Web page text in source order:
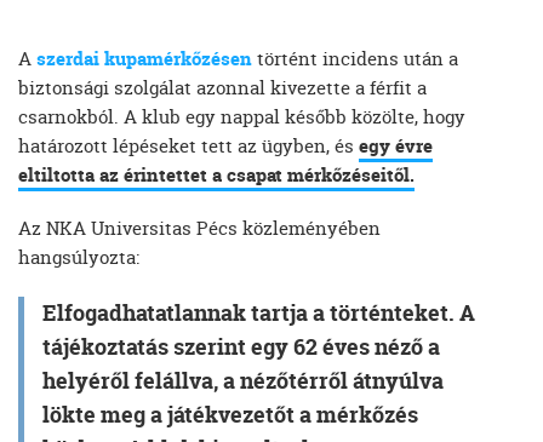
Aszerdai kupamérkőzésentörtént incidens után a
biztonsági szolgálat azonnal kivezette a férfit a
csarnokból. A klub egy nappal később közölte, hogy
határozott lépéseket tett az ügyben, és egy évre
eltiltotta az érintettet a csapat mérkőzéseitől.
Az NKA Universitas Pécs közleményében
hangsúlyozta:
Elfogadhatatlannak tartja a történteket. A
tájékoztatás szerint egy 62 éves néző a
helyéről felállva, a nézőtérről átnyúlva
lökte meg a játékvezetőt a mérkőzés